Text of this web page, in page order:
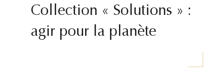
Collection « Solutions » :
agir pour la planète